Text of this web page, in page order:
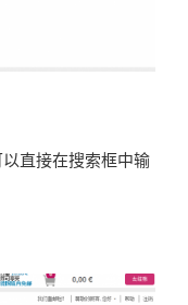
直接在搜索框中输